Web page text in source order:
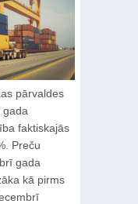
pārvaldes
gada
faktiskajās
Preču
gada
kā pirms